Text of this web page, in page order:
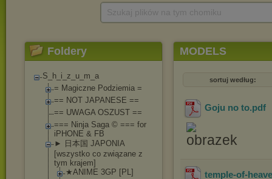
Foldery
S_h_i_z_u_m_a
= Magiczne Podziemia =
== NOT JAPANESE ==
== UWAGA OSZUST ==
=== Ninja Saga © === for
iPHONE & FB
► 日本国 JAPONIA
[wszystko co związane z
tym krajem]
★ANIME 3GP [PL]
MODELS
sortuj według:
Goju no to.pdf
temple-of-